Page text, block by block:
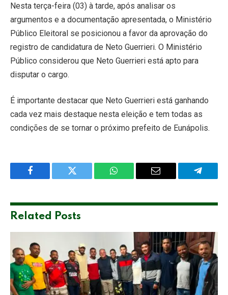
Nesta terça-feira (03) à tarde, após analisar os
argumentos e a documentação apresentada, o Ministério
Público Eleitoral se posicionou a favor da aprovação do
registro de candidatura de Neto Guerrieri. O Ministério
Público considerou que Neto Guerrieri está apto para
disputar o cargo.
É importante destacar que Neto Guerrieri está ganhando
cada vez mais destaque nesta eleição e tem todas as
condições de se tornar o próximo prefeito de Eunápolis.
Facebook Twitter WhatsApp Email
Related Posts